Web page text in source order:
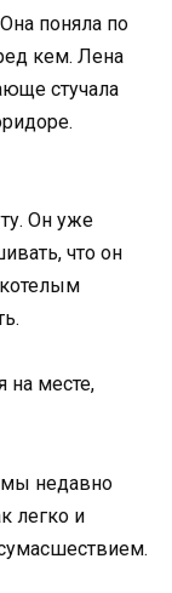
поняла по
кем. Лена
стучала
Он уже
что он
на месте,
мы недавно
легко и